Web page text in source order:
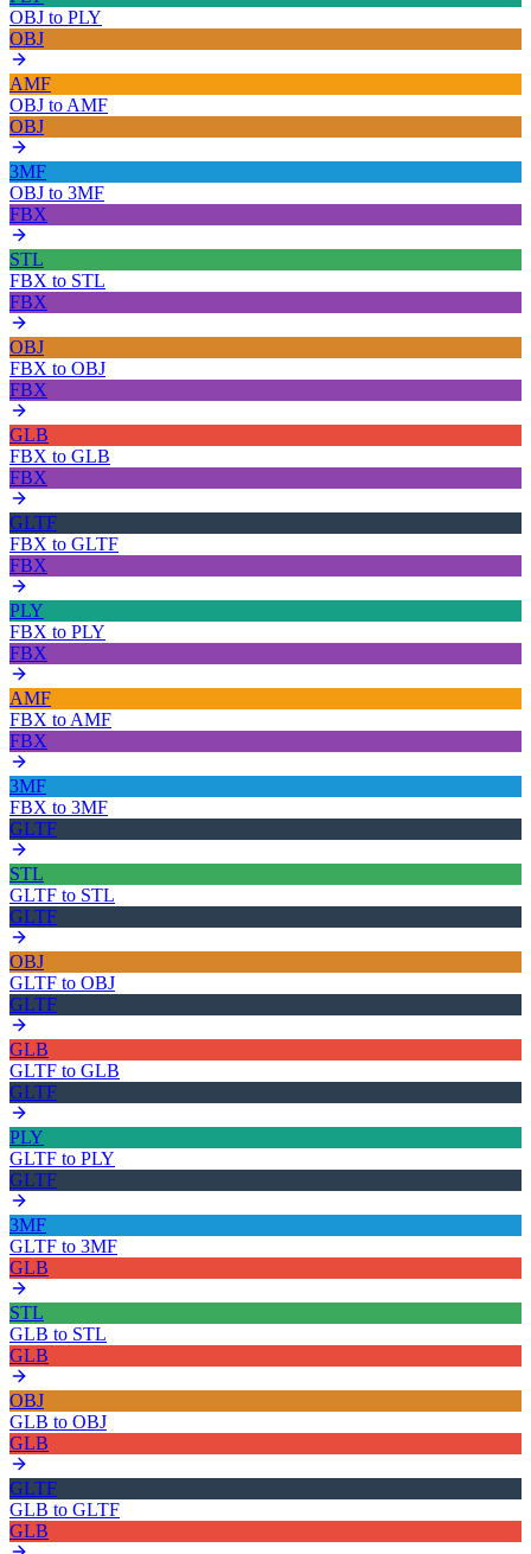
OBJ to PLY
OBJ
AMF
OBJ to AMF
OBJ
3MF
OBJ to 3MF
FBX
STL
FBX to STL
FBX
OBJ
FBX to OBJ
FBX
GLB
FBX to GLB
FBX
GLTF
FBX to GLTF
FBX
PLY
FBX to PLY
FBX
AMF
FBX to AMF
FBX
3MF
FBX to 3MF
GLTF
STL
GLTF to STL
GLTF
OBJ
GLTF to OBJ
GLTF
GLB
GLTF to GLB
GLTF
PLY
GLTF to PLY
GLTF
3MF
GLTF to 3MF
GLB
STL
GLB to STL
GLB
OBJ
GLB to OBJ
GLB
GLTF
GLB to GLTF
GLB